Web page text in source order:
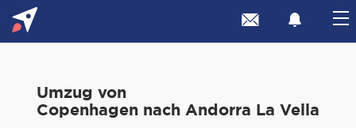
Umzug von
Copenhagen nach Andorra La Vella